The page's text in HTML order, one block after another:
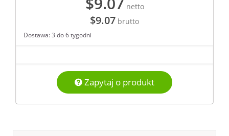
netto
$9.07 brutto
Dostawa: 3 do 6 tygodni
Zapytaj o produkt